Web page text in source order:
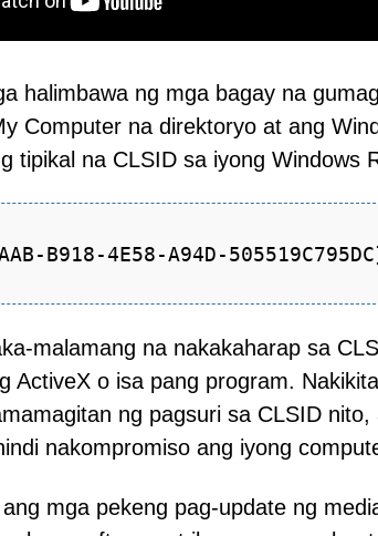
halimbawa ng mga bagay na
Computer na direktoryo at ang
tipikal na CLSID sa iyong Windows
B918-4E58-A94D-
malamang na nakakaharap sa
ActiveX o isa pang program.
ng pagsuri sa CLSID
nakompromiso ang iyong
mga pekeng pag-update ng